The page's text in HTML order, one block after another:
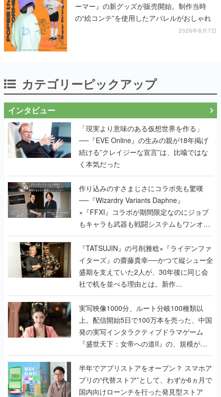
ーマー』の新グッズが販売開始。制作当時
の“絵コンテ”を使用したアパレルがおしゃれ
2026年8月7日
カテゴリーピックアップ
インタビュー
「現実より意味のある仮想世界を作る」
──『EVE Online』の生みの親が18年掲げ
続ける”クレイジーな宣言”は、比喩ではな
く本気だった
作り込みのすさまじさにコラボ先も驚嘆
──『Wizardry Variants Daphne』
×『FFXI』コラボが期間限定なのにジョブ
もキャラも武器も戦闘システムもワンオフ
で作り込まれた理由を両ディレクターに聞
く
『TATSUJIN』の弓削雅稔×『ライデンファ
イターズ』の齋藤貴幸──かつて縦シュー全
盛期を支えていた2人が、30年後に同じ会
社で机を並べる理由とは。新作
『TATSUJIN EXTREME』で初タッグを組
んだレジェンド2人に訊く開発秘話
実写映像1000分、ルート分岐100種類以
上。配信開始5日で100万本を売った、中国
発の実写インタラクティブドラマゲーム
『盛世天下：女帝への道II』の、規模が違
うこだわりをプロデューサーに聞いた
半年でアプリストアをオープン？ スマホア
プリの“代替ストア”として、わずか6ヵ月で
国内向けローンチを行った発見型ストア